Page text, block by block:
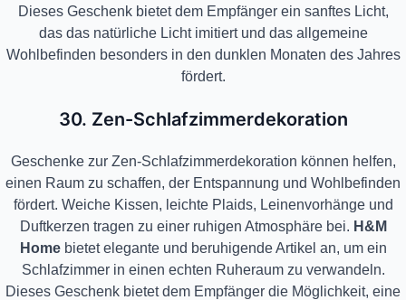
Dieses Geschenk bietet dem Empfänger ein sanftes Licht,
das das natürliche Licht imitiert und das allgemeine
Wohlbefinden besonders in den dunklen Monaten des Jahres
fördert.
30. Zen-Schlafzimmerdekoration
Geschenke zur Zen-Schlafzimmerdekoration können helfen,
einen Raum zu schaffen, der Entspannung und Wohlbefinden
fördert. Weiche Kissen, leichte Plaids, Leinenvorhänge und
Duftkerzen tragen zu einer ruhigen Atmosphäre bei. H&M
Homebietet elegante und beruhigende Artikel an, um ein
Schlafzimmer in einen echten Ruheraum zu verwandeln.
Dieses Geschenk bietet dem Empfänger die Möglichkeit, eine